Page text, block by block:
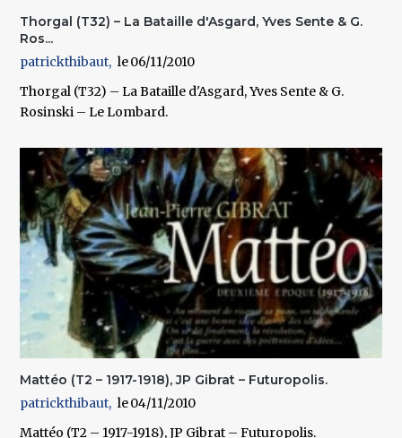
Thorgal (T32) – La Bataille d'Asgard, Yves Sente & G.
Ros...
patrickthibaut
06/11/2010
Thorgal (T32) – La Bataille d'Asgard, Yves Sente & G.
Rosinski – Le Lombard.
Mattéo (T2 – 1917-1918), JP Gibrat – Futuropolis.
patrickthibaut
04/11/2010
Mattéo (T2 – 1917-1918), JP Gibrat – Futuropolis.